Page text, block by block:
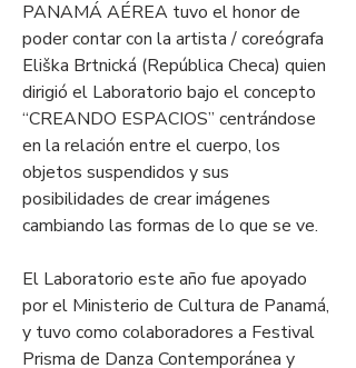
PANAMÁ AÉREA tuvo el honor de
poder contar con la artista / coreógrafa
Eliška Brtnická (República Checa) quien
dirigió el Laboratorio bajo el concepto
“CREANDO ESPACIOS” centrándose
en la relación entre el cuerpo, los
objetos suspendidos y sus
posibilidades de crear imágenes
cambiando las formas de lo que se ve.
El Laboratorio este año fue apoyado
por el Ministerio de Cultura de Panamá,
y tuvo como colaboradores a Festival
Prisma de Danza Contemporánea y